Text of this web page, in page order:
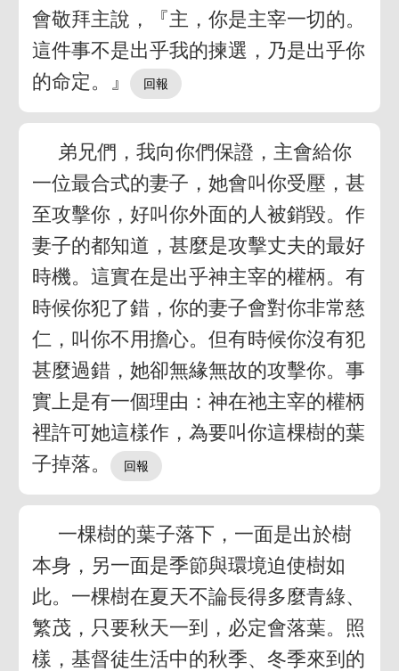
會敬拜主說，『主，你是主宰一切的。
這件事不是出乎我的揀選，乃是出乎你
的命定。』
弟兄們，我向你們保證，主會給你
一位最合式的妻子，她會叫你受壓，甚
至攻擊你，好叫你外面的人被銷毀。作
妻子的都知道，甚麼是攻擊丈夫的最好
時機。這實在是出乎神主宰的權柄。有
時候你犯了錯，你的妻子會對你非常慈
仁，叫你不用擔心。但有時候你沒有犯
甚麼過錯，她卻無緣無故的攻擊你。事
實上是有一個理由：神在祂主宰的權柄
裡許可她這樣作，為要叫你這棵樹的葉
子掉落。
一棵樹的葉子落下，一面是出於樹
本身，另一面是季節與環境迫使樹如
此。一棵樹在夏天不論長得多麼青綠、
繁茂，只要秋天一到，必定會落葉。照
樣，基督徒生活中的秋季、冬季來到的